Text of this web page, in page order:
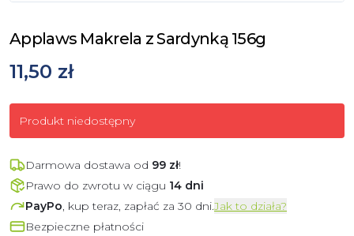
Applaws Makrela z Sardynką 156g
11,50 zł
Produkt niedostępny
Darmowa dostawa od 99 zł!
Prawo do zwrotu w ciągu 14 dni
PayPo, kup teraz, zapłać za 30 dni.Jak to działa?
Bezpieczne płatności